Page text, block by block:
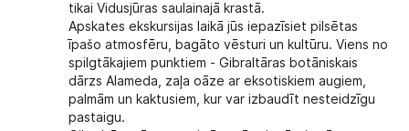
tikai Vidusjūras saulainajā krastā.
Apskates ekskursijas laikā jūs iepazīsiet pilsētas
īpašo atmosfēru, bagāto vēsturi un kultūru. Viens no
spilgtākajiem punktiem - Gibraltāras botāniskais
dārzs Alameda, zaļa oāze ar eksotiskiem augiem,
palmām un kaktusiem, kur var izbaudīt nesteidzīgu
pastaigu.